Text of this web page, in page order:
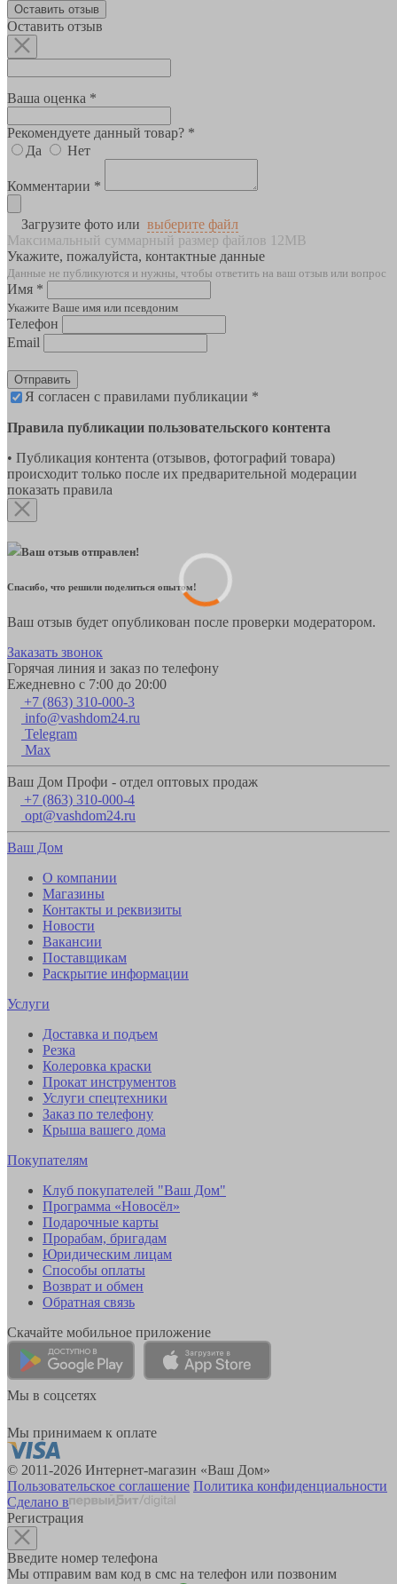
Оставить отзыв
Оставить отзыв
Ваша оценка *
Рекомендуете данный товар? *
Да
Нет
Комментарии *
Загрузите фото или выберите файл
Максимальный суммарный размер файлов 12MB
Укажите, пожалуйста, контактные данные
Данные не публикуются и нужны, чтобы ответить на ваш отзыв или вопрос
Имя *
Укажите Ваше имя или псевдоним
Телефон
Email
Отправить
Я согласен с правилами публикации *
Правила публикации пользовательского контента
• Публикация контента (отзывов, фотографий товара)
происходит только после их предварительной модерации
показать правила
Ваш отзыв отправлен!
Спасибо, что решили поделиться опытом!
Ваш отзыв будет опубликован после проверки модератором.
Заказать звонок
Горячая линия и заказ по телефону
Ежедневно с 7:00 до 20:00
+7 (863) 310-000-3
info@vashdom24.ru
Telegram
Max
Ваш Дом Профи - отдел оптовых продаж
+7 (863) 310-000-4
opt@vashdom24.ru
Ваш Дом
О компании
Магазины
Контакты и реквизиты
Новости
Вакансии
Поставщикам
Раскрытие информации
Услуги
Доставка и подъем
Резка
Колеровка краски
Прокат инструментов
Услуги спецтехники
Заказ по телефону
Крыша вашего дома
Покупателям
Клуб покупателей "Ваш Дом"
Программа «Новосёл»
Подарочные карты
Прорабам, бригадам
Юридическим лицам
Способы оплаты
Возврат и обмен
Обратная связь
Скачайте мобильное приложение
Мы в соцсетях
Мы принимаем к оплате
© 2011-2026 Интернет-магазин «Ваш Дом»
Пользовательское соглашение Политика конфиденциальности
Сделано в
Регистрация
Введите номер телефона
Мы отправим вам код в смс на телефон или позвоним